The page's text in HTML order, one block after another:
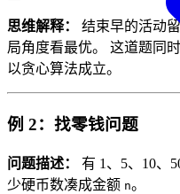
思维解释：
结束早的活动
局角度看最优。 这道题同
以贪心算法成立。
例 2：找零钱问题
问题描述：
有 1、5、10、
少硬币数凑成金额 n。